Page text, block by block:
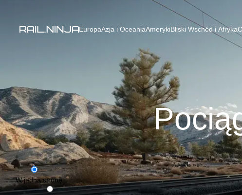
EuropaAzja i OceaniaAmerykiBliski Wschód i Afryka
W jedną stronę